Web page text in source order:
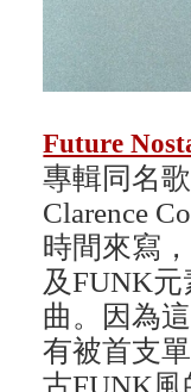
Future
專輯同名
Clarence
時間來寫
及FUNK
曲。因為
有被首支
古FUNK風